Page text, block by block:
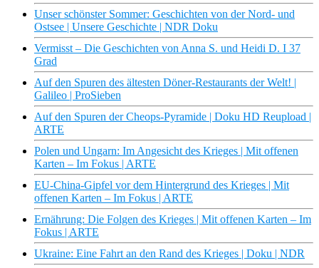
Unser schönster Sommer: Geschichten von der Nord- und
Ostsee | Unsere Geschichte | NDR Doku
Vermisst – Die Geschichten von Anna S. und Heidi D. I 37
Grad
Auf den Spuren des ältesten Döner-Restaurants der Welt! |
Galileo | ProSieben
Auf den Spuren der Cheops-Pyramide | Doku HD Reupload |
ARTE
Polen und Ungarn: Im Angesicht des Krieges | Mit offenen
Karten – Im Fokus | ARTE
EU-China-Gipfel vor dem Hintergrund des Krieges | Mit
offenen Karten – Im Fokus | ARTE
Ernährung: Die Folgen des Krieges | Mit offenen Karten – Im
Fokus | ARTE
Ukraine: Eine Fahrt an den Rand des Krieges | Doku | NDR